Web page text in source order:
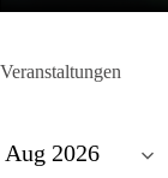
Veranstaltungen